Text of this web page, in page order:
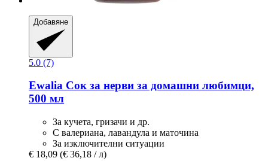
Добавяне
5.0 (7)
Ewalia Сок за нерви за домашни любимци,
500 мл
За кучета, гризачи и др.
С валериана, лавандула и маточина
За изключителни ситуации
€ 18,09 (€ 36,18 / л)